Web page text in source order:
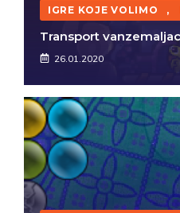
IGRE KOJE VOLIMO ,
Transport
26.01.2020